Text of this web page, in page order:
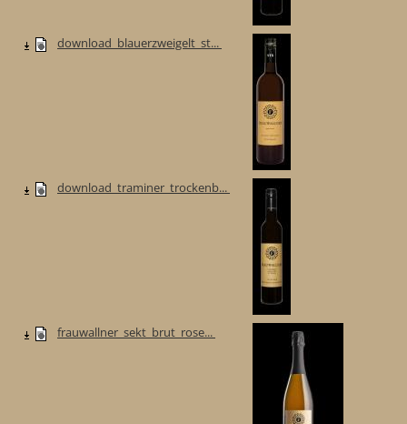
download_blauerzweigelt_st...
download_traminer_trockenb...
frauwallner_sekt_brut_rose...